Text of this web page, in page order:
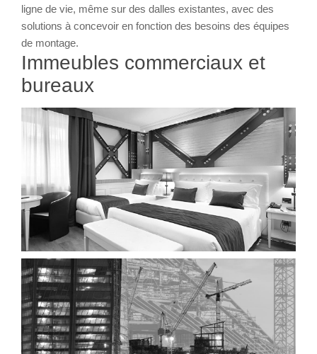
ligne de vie, même sur des dalles existantes, avec des
solutions à concevoir en fonction des besoins des équipes
de montage.
Immeubles commerciaux et
bureaux